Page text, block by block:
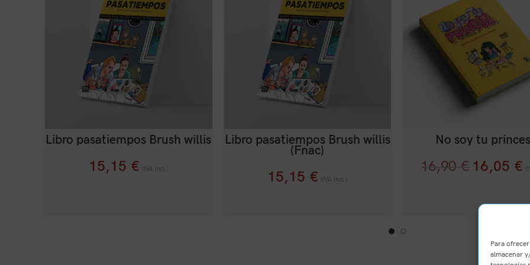
Para
almacenar
Libro pasatiempos Brush willis
15,15 € (IVA Incl.)
Libro pasatiempos Brush willis
(Fnac)
15,15 € (IVA Incl.)
No soy tu
16,90 € 16,05 €